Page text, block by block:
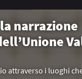
narrazione
attraverso i luoghi